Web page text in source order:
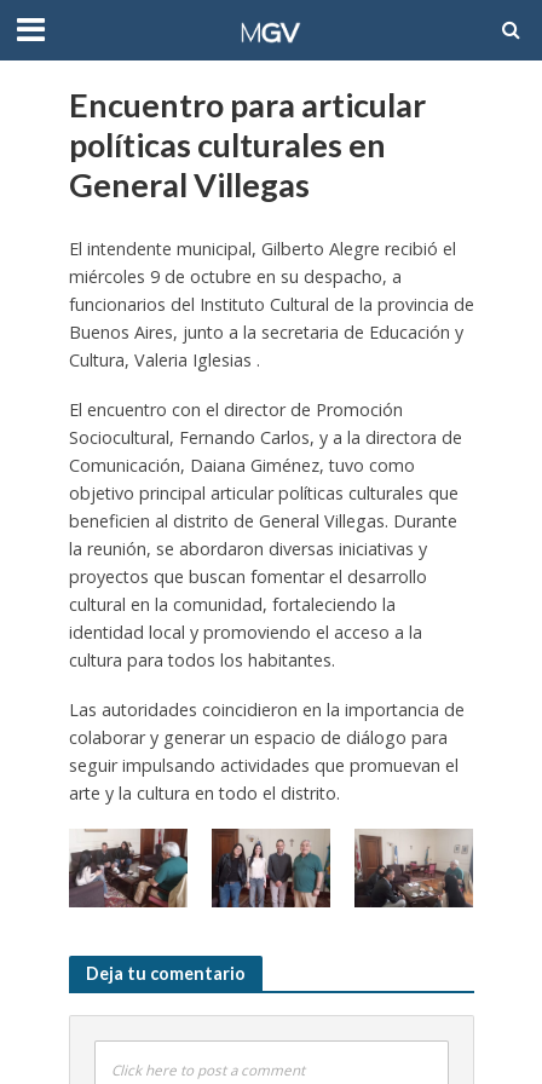
Encuentro para articular
políticas culturales en
General Villegas
El intendente municipal, Gilberto Alegre recibió el
miércoles 9 de octubre en su despacho, a
funcionarios del Instituto Cultural de la provincia de
Buenos Aires, junto a la secretaria de Educación y
Cultura, Valeria Iglesias .
El encuentro con el director de Promoción
Sociocultural, Fernando Carlos, y a la directora de
Comunicación, Daiana Giménez, tuvo como
objetivo principal articular políticas culturales que
beneficien al distrito de General Villegas. Durante
la reunión, se abordaron diversas iniciativas y
proyectos que buscan fomentar el desarrollo
cultural en la comunidad, fortaleciendo la
identidad local y promoviendo el acceso a la
cultura para todos los habitantes.
Las autoridades coincidieron en la importancia de
colaborar y generar un espacio de diálogo para
seguir impulsando actividades que promuevan el
arte y la cultura en todo el distrito.
Deja tu comentario
Click here to post a comment